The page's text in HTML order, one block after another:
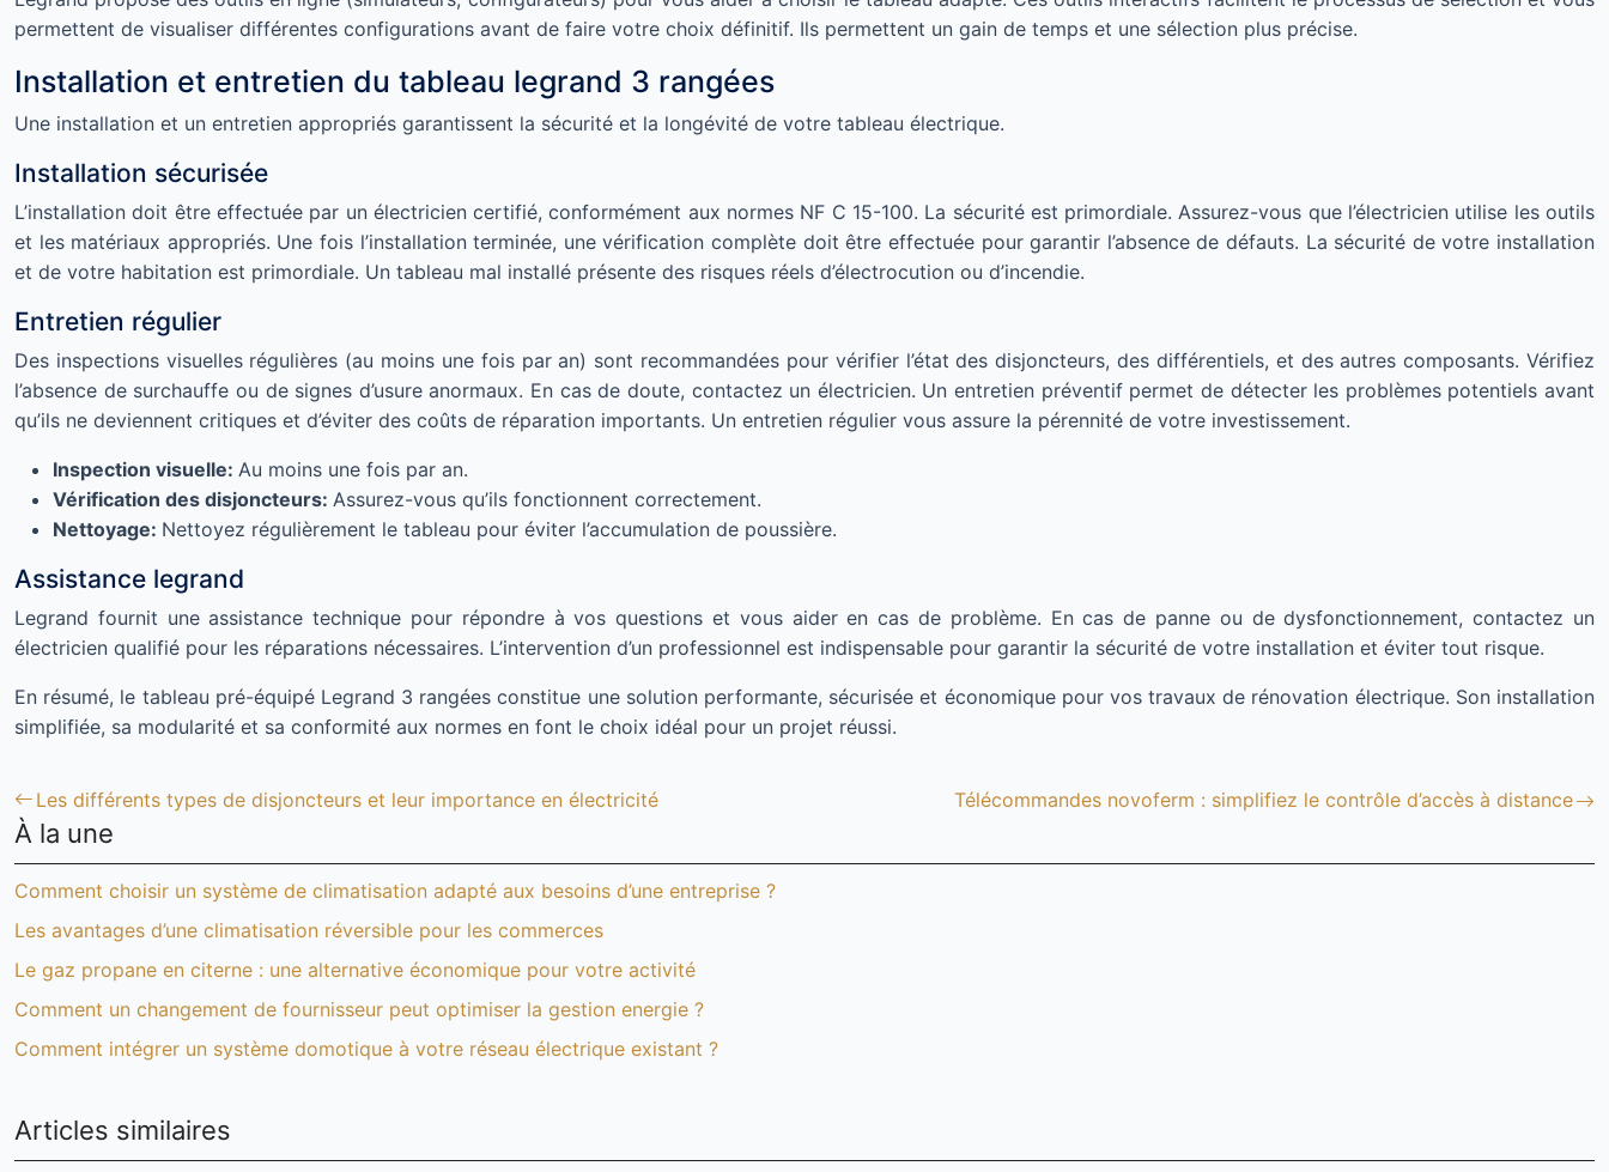
permettent de visualiser différentes configurations avant de faire votre choix définitif. Ils permettent un gain de temps et une sélection plus précise.
Installation et entretien du tableau legrand 3 rangées
Une installation et un entretien appropriés garantissent la sécurité et la longévité de votre tableau électrique.
Installation sécurisée
L’installation doit être effectuée par un électricien certifié, conformément aux normes NF C 15-100. La sécurité est primordiale. Assurez-vous que l’électricien utilise les outils
et les matériaux appropriés. Une fois l’installation terminée, une vérification complète doit être effectuée pour garantir l’absence de défauts. La sécurité de votre installation
et de votre habitation est primordiale. Un tableau mal installé présente des risques réels d’électrocution ou d’incendie.
Entretien régulier
Des inspections visuelles régulières (au moins une fois par an) sont recommandées pour vérifier l’état des disjoncteurs, des différentiels, et des autres composants. Vérifiez
l’absence de surchauffe ou de signes d’usure anormaux. En cas de doute, contactez un électricien. Un entretien préventif permet de détecter les problèmes potentiels avant
qu’ils ne deviennent critiques et d’éviter des coûts de réparation importants. Un entretien régulier vous assure la pérennité de votre investissement.
Inspection visuelle: Au moins une fois par an.
Vérification des disjoncteurs: Assurez-vous qu’ils fonctionnent correctement.
Nettoyage: Nettoyez régulièrement le tableau pour éviter l’accumulation de poussière.
Assistance legrand
Legrand fournit une assistance technique pour répondre à vos questions et vous aider en cas de problème. En cas de panne ou de dysfonctionnement, contactez un
électricien qualifié pour les réparations nécessaires. L’intervention d’un professionnel est indispensable pour garantir la sécurité de votre installation et éviter tout risque.
En résumé, le tableau pré-équipé Legrand 3 rangées constitue une solution performante, sécurisée et économique pour vos travaux de rénovation électrique. Son installation
simplifiée, sa modularité et sa conformité aux normes en font le choix idéal pour un projet réussi.
Les différents types de disjoncteurs et leur importance en électricité Télécommandes novoferm : simplifiez le contrôle d’accès à distance
À la une
Comment choisir un système de climatisation adapté aux besoins d’une entreprise ?
Les avantages d’une climatisation réversible pour les commerces
Le gaz propane en citerne : une alternative économique pour votre activité
Comment un changement de fournisseur peut optimiser la gestion energie ?
Comment intégrer un système domotique à votre réseau électrique existant ?
Articles similaires